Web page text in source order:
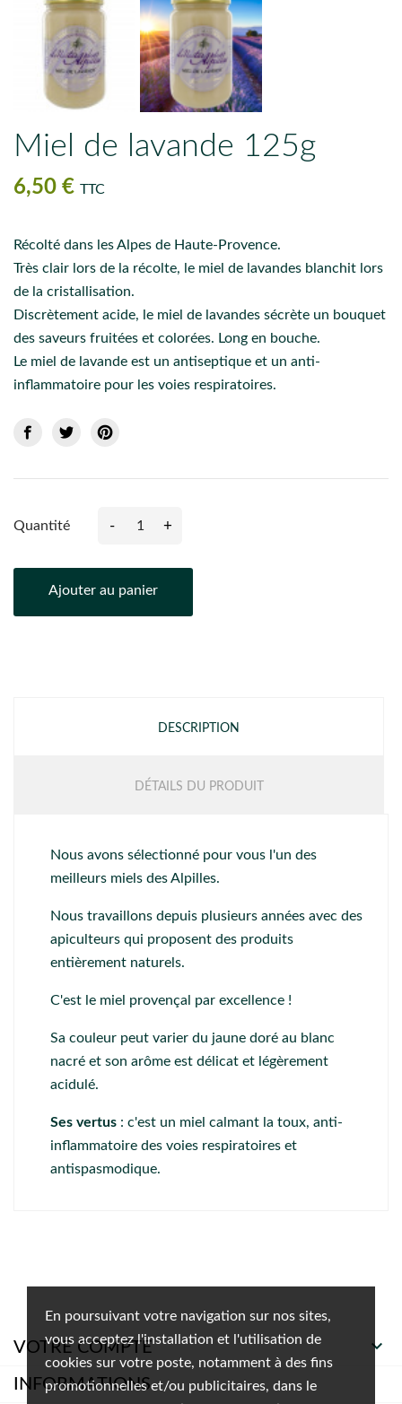
En poursuivant votre navigation sur nos sites,
vous acceptez l'installation et l'utilisation de
cookies sur votre poste, notamment à des fins
promotionnelles et/ou publicitaires, dans le
Miel de lavande 125g
6,50 € TTC
Récolté dans les Alpes de Haute-Provence.
Très clair lors de la récolte, le miel de lavandes blanchit lors
de la cristallisation.
Discrètement acide, le miel de lavandes sécrète un bouquet
des saveurs fruitées et colorées. Long en bouche.
Le miel de lavande est un antiseptique et un anti-
inflammatoire pour les voies respiratoires.
Quantité - +
Ajouter au panier
DESCRIPTION
DÉTAILS DU PRODUIT
Nous avons sélectionné pour vous l'un des
meilleurs miels des Alpilles.
Nous travaillons depuis plusieurs années avec des
apiculteurs qui proposent des produits
entièrement naturels.
C'est le miel provençal par excellence !
Sa couleur peut varier du jaune doré au blanc
nacré et son arôme est délicat et légèrement
acidulé.
Ses vertus : c'est un miel calmant la toux, anti-
inflammatoire des voies respiratoires et
antispasmodique.
VOTRE COMPTE 
INFORMATIONS